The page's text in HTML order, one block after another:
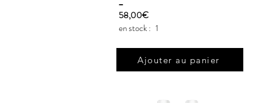
58,00€
en stock : 1
Ajouter au panier